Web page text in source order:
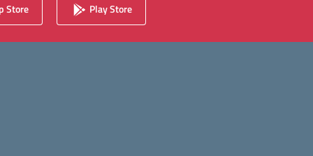
Store Play Store